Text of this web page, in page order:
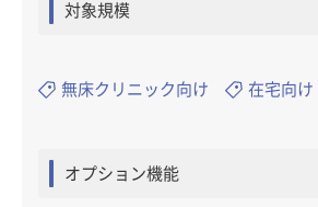
対象規模
無床クリニック向け 在宅向け
オプション機能